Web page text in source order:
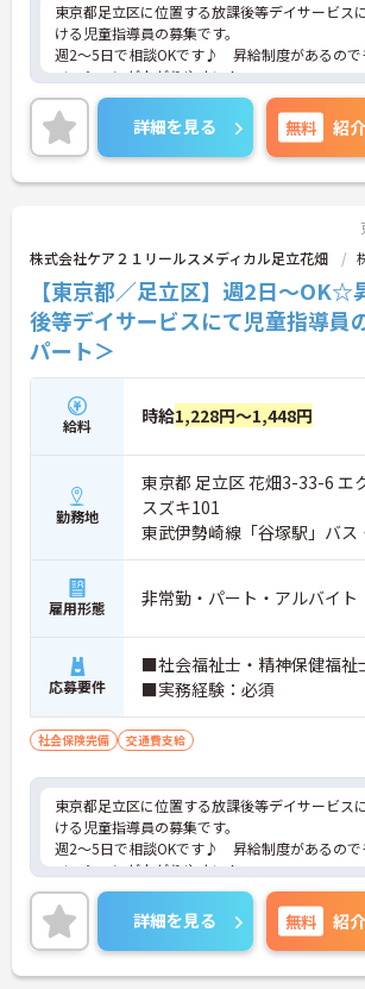
東京都足立区に位置する放課後等デイサービス
ける児童指導員の募集です。
週2～5日で相談OKです♪ 昇給制度があるので
ベーションが上がりやすい！
組合制度があるなど、福利厚生も充実していま
ご興味のある方には、面接対策ポイントなど、さ
に詳細をお話しいたしますのでお気軽にご相談
さい！
詳細を見る 無料 紹
株式会社ケア２１リールスメディカル足立花畑
【東京都／足立区】週2日～
後等デイサービスにて児童指導員
パート＞
給料 時給1,228円～1,448円
勤務地
東京都 足立区 花畑3-33-6 エ
スズキ101
東武伊勢崎線「谷塚駅」バス
雇用形態 非常勤・パート・アルバイト
応募要件
■社会福祉士・精神保健福祉
■実務経験：必須
社会保険完備 交通費支給
東京都足立区に位置する放課後等デイサービス
ける児童指導員の募集です。
週2～5日で相談OKです♪ 昇給制度があるので
ベーションが上がりやすい！
組合制度があるなど、福利厚生も充実していま
ご興味のある方には、面接対策ポイントなど、さ
に詳細をお話しいたしますのでお気軽にご相談
さい！
詳細を見る 無料 紹